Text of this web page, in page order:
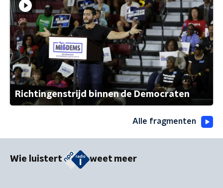
Richtingenstrijd binnen de Democraten
Alle fragmenten
Wie luistert weet meer